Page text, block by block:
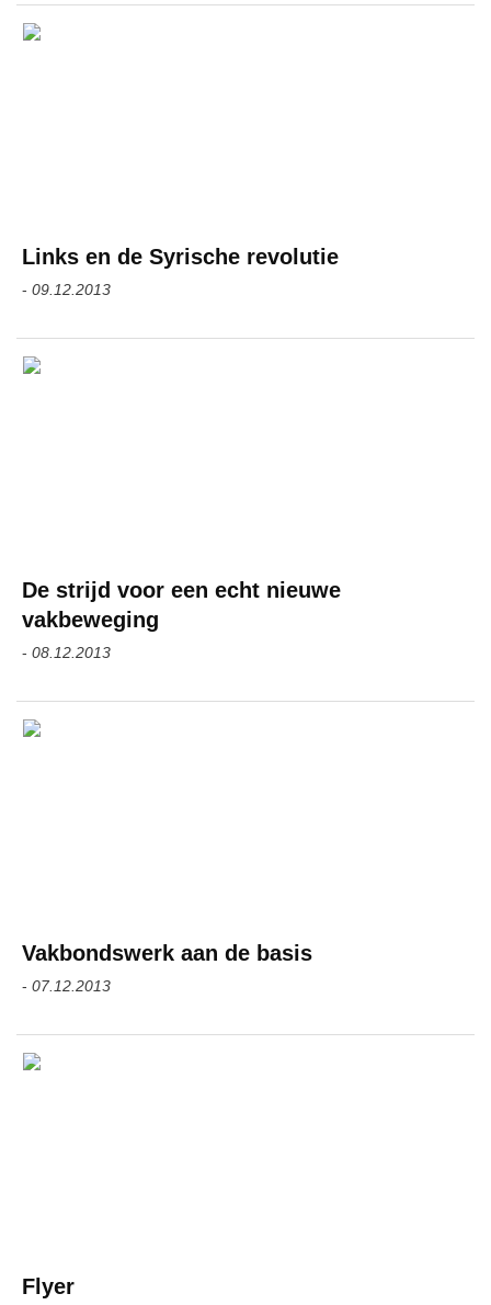
Links en de Syrische revolutie
- 09.12.2013
De strijd voor een echt nieuwe
vakbeweging
- 08.12.2013
Vakbondswerk aan de basis
- 07.12.2013
Flyer